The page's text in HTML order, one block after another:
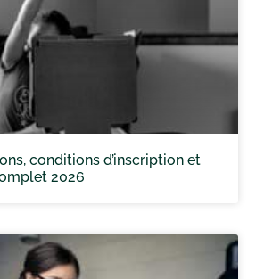
conditions d’inscription et
2026